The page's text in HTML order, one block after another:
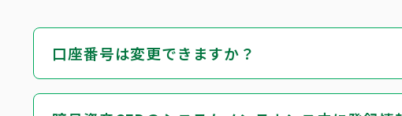
口座番号は変更できますか？